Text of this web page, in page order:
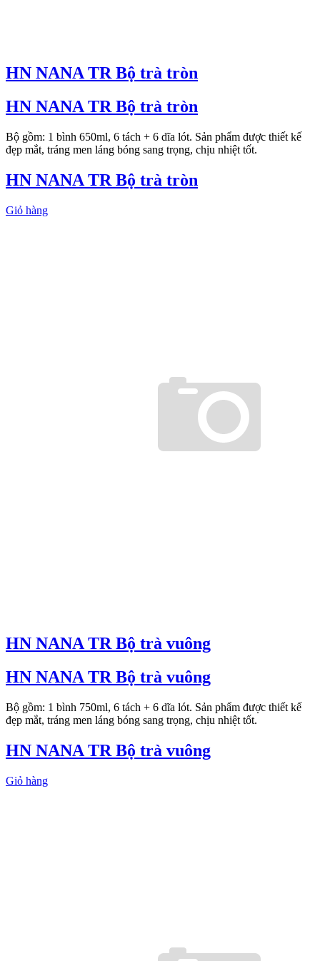
HN NANA TR Bộ trà tròn
HN NANA TR Bộ trà tròn
Bộ gồm: 1 bình 650ml, 6 tách + 6 dĩa lót. Sản phẩm được thiết kế
đẹp mắt, tráng men láng bóng sang trọng, chịu nhiệt tốt.
HN NANA TR Bộ trà tròn
Giỏ hàng
HN NANA TR Bộ trà vuông
HN NANA TR Bộ trà vuông
Bộ gồm: 1 bình 750ml, 6 tách + 6 dĩa lót. Sản phẩm được thiết kế
đẹp mắt, tráng men láng bóng sang trọng, chịu nhiệt tốt.
HN NANA TR Bộ trà vuông
Giỏ hàng